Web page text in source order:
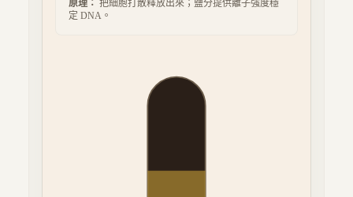
原理： 把細胞打散釋放出來；鹽分提供離子強度穩
定 DNA。